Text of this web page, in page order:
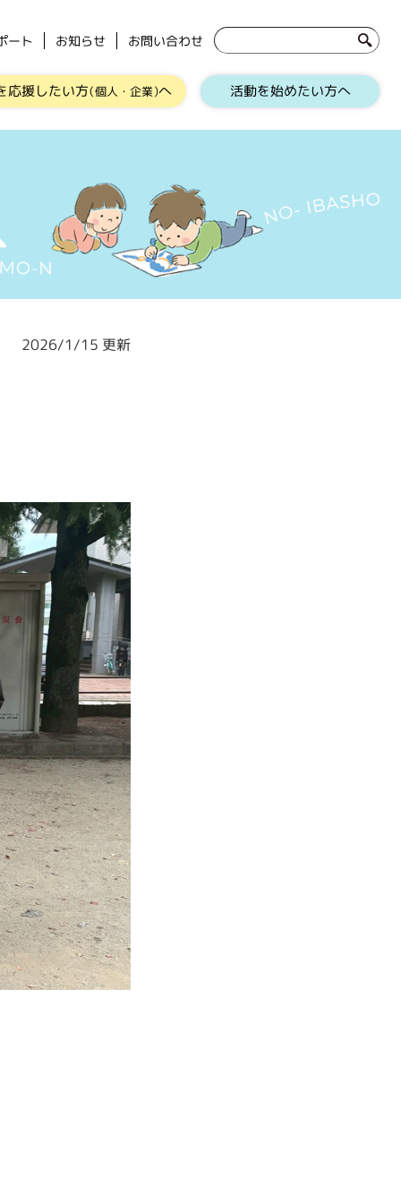
ート お知らせ お問い合わせ
応援したい方（個人・企業）へ 活動を始めたい方へ
2026/1/15 更新